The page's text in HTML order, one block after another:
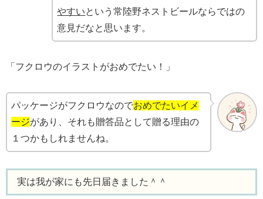
やすいという常陸野ネストビールならではの
意見だなと思います。
「フクロウのイラストがおめでたい！」
パッケージがフクロウなのでおめでたいイメ
ージがあり、それも贈答品として贈る理由の
１つかもしれませんね。
実は我が家にも先日届きました＾＾